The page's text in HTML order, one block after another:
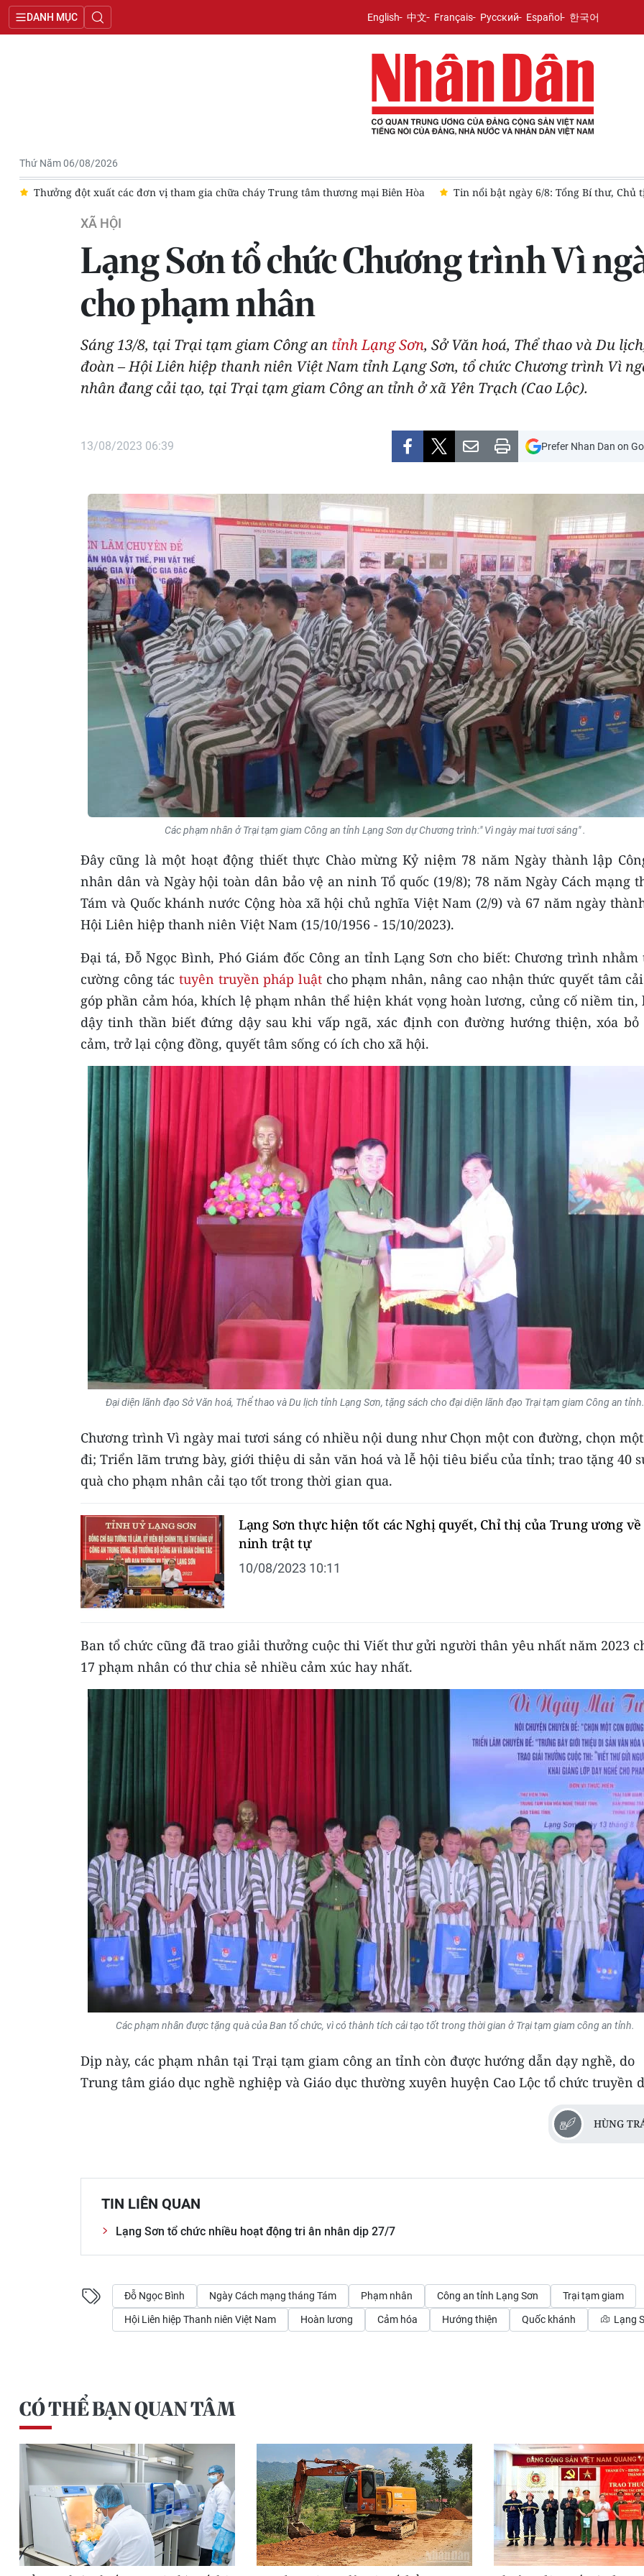
DANH MỤC English 中文 Français Русский Español 한국어
Thứ Năm 06/08/2026
xuất các đơn vị tham gia chữa cháy Trung tâm thương mại Biên Hòa Tin nổi bật ngày 6/8: Tổng Bí thư, Chủ tịch nước Tô
XÃ HỘI
Lạng Sơn tổ chức Chương trình Vì
cho phạm nhân
Sáng 13/8, tại Trại tạm giam Công an tỉnh Lạng Sơn, Sở Văn hoá, Thể thao và Du
đoàn – Hội Liên hiệp thanh niên Việt Nam tỉnh Lạng Sơn, tổ chức Chương trình Vì
nhân đang cải tạo, tại Trại tạm giam Công an tỉnh ở xã Yên Trạch (Cao Lộc).
13/08/2023 06:39 Prefer Nhan Dan on
Các phạm nhân ở Trại tạm giam Công an tỉnh Lạng Sơn dự Chương trình:" Vì ngày mai tươi sáng" .
Đây cũng là một hoạt động thiết thực Chào mừng Kỷ niệm 78 năm Ngày thành lập
nhân dân và Ngày hội toàn dân bảo vệ an ninh Tổ quốc (19/8); 78 năm Ngày Cách mạng
Tám và Quốc khánh nước Cộng hòa xã hội chủ nghĩa Việt Nam (2/9) và 67 năm ngày
Hội Liên hiệp thanh niên Việt Nam (15/10/1956 - 15/10/2023).
Đại tá, Đỗ Ngọc Bình, Phó Giám đốc Công an tỉnh Lạng Sơn cho biết: Chương trình nhằm
cường công tác tuyên truyền pháp luậtcho phạm nhân, nâng cao nhận thức quyết tâm
góp phần cảm hóa, khích lệ phạm nhân thể hiện khát vọng hoàn lương, củng cố niềm tin,
dậy tinh thần biết đứng dậy sau khi vấp ngã, xác định con đường hướng thiện, xóa bỏ
cảm, trở lại cộng đồng, quyết tâm sống có ích cho xã hội.
Đại diện lãnh đạo Sở Văn hoá, Thể thao và Du lịch tỉnh Lạng Sơn, tặng sách cho đại diện lãnh đạo Trại tạm giam Công an tỉnh.
Chương trình Vì ngày mai tươi sáng có nhiều nội dung như Chọn một con đường, chọn
đi; Triển lãm trưng bày, giới thiệu di sản văn hoá và lễ hội tiêu biểu của tỉnh; trao tặng 40
quà cho phạm nhân cải tạo tốt trong thời gian qua.
Lạng Sơn thực hiện tốt các Nghị quyết, Chỉ thị của Trung ương về
ninh trật tự
10/08/2023 10:11
Ban tổ chức cũng đã trao giải thưởng cuộc thi Viết thư gửi người thân yêu nhất năm 2023
17 phạm nhân có thư chia sẻ nhiều cảm xúc hay nhất.
Các phạm nhân được tặng quà của Ban tổ chức, vì có thành tích cải tạo tốt trong thời gian ở Trại tạm giam công an tỉnh.
Dịp này, các phạm nhân tại Trại tạm giam công an tỉnh còn được hướng dẫn dạy nghề, do
Trung tâm giáo dục nghề nghiệp và Giáo dục thường xuyên huyện Cao Lộc tổ chức truyền
HÙNG
TIN LIÊN QUAN
Lạng Sơn tổ chức nhiều hoạt động tri ân nhân dịp 27/7
Đỗ Ngọc Bình Ngày Cách mạng tháng Tám Phạm nhân Công an tỉnh Lạng Sơn Trại tạm giam
Hội Liên hiệp Thanh niên Việt Nam Hoàn lương Cảm hóa Hướng thiện Quốc khánh Lạng
CÓ THỂ BẠN QUAN TÂM